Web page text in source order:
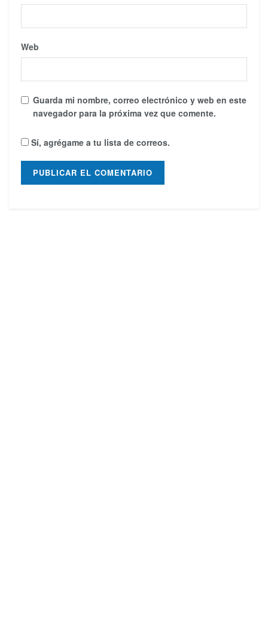
Web
Guarda mi nombre, correo electrónico y web en este
navegador para la próxima vez que comente.
Sí, agrégame a tu lista de correos.